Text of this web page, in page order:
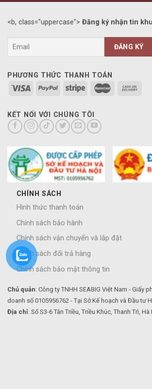
<b, class="uppercase"> Đăng ký nhận tin
PHƯƠNG THỨC THANH TOÁN
KẾT NỐI VỚI CHÚNG TÔI
CHÍNH SÁCH
Hình thức thanh toán
Chính sách bảo hành
Chính sách vận chuyển và lắp đặt
Chính sách đổi trả hàng
Chính sách bảo mật thông tin
Chủ quản: Công ty TNHH SEABIG Việt Nam - Giấy
doanh số 0105956762 - Tại Sở Kế hoạch và Đầu tư
Địa chỉ: Số S3-6 Tân Triều, Triều Khúc, Thanh Trì, Hà